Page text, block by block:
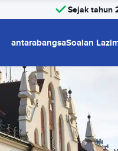
Sejak tahun
antarabangsaSoalan